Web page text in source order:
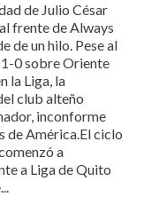
de Julio César
frente de Always
de un hilo. Pese al
0 sobre Oriente
la Liga, la
club alteño
inconforme
de América.El ciclo
a
a Liga de Quito